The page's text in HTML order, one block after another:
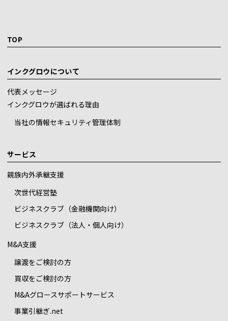
TOP
インクグロウについて
代表メッセージ
インクグロウが選ばれる理由
当社の情報セキュリティ管理体制
サービス
親族内外承継支援
次世代経営塾
ビジネスクラブ（金融機関向け）
ビジネスクラブ（法人・個人向け）
M&A支援
譲渡をご検討の方
買収をご検討の方
M&Aグロースサポートサービス
事業引継ぎ.net